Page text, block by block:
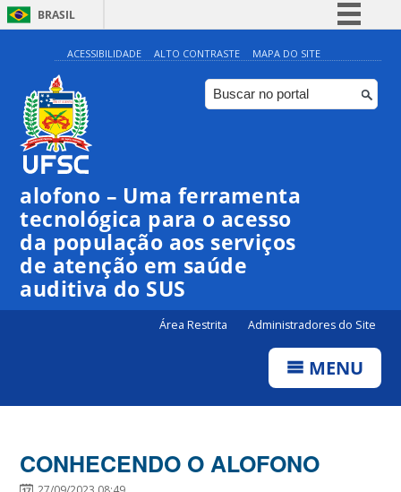
BRASIL
Simplifique!
Comunica BR
Participe
Canais
ACESSIBILIDADE ALTO CONTRASTE MAPA DO SITE
alofono – Uma ferramenta
tecnológica para o acesso
da população aos serviços
de atenção em saúde
auditiva do SUS
Área Restrita Administradores do Site
MENU
CONHECENDO O ALOFONO